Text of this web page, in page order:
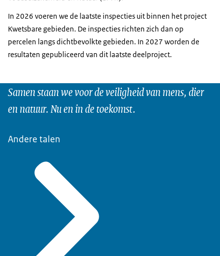
In 2026 voeren we de laatste inspecties uit binnen het project
Kwetsbare gebieden. De inspecties richten zich dan op
percelen langs dichtbevolkte gebieden. In 2027 worden de
resultaten gepubliceerd van dit laatste deelproject.
Samen staan we voor de veiligheid van mens, dier
en natuur. Nu en in de toekomst.
Andere talen